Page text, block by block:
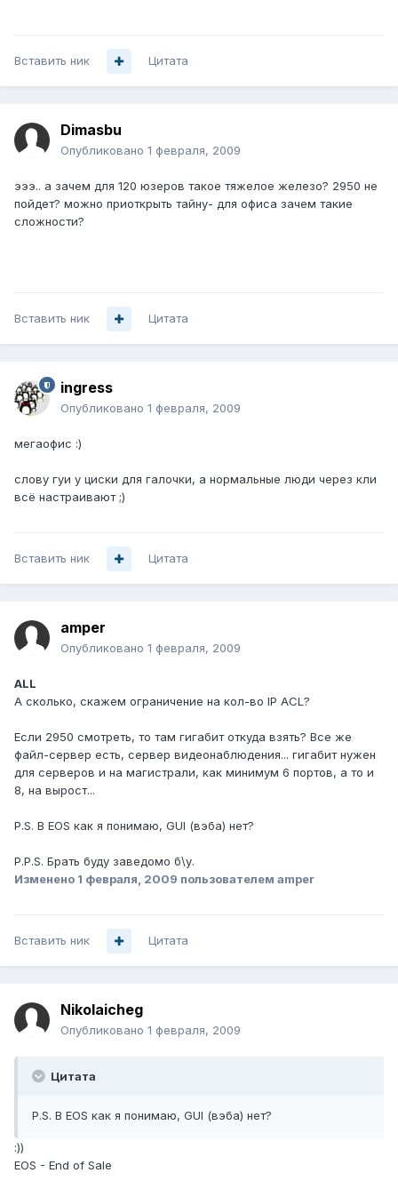
Вставить ник Цитата
Dimasbu
Опубликовано 1 февраля, 2009
эээ.. а зачем для 120 юзеров такое тяжелое железо? 2950 не
пойдет? можно приоткрыть тайну- для офиса зачем такие
сложности?
Вставить ник Цитата
ingress
Опубликовано 1 февраля, 2009
мегаофис :)
слову гуи у циски для галочки, а нормальные люди через кли
всё настраивают ;)
Вставить ник Цитата
amper
Опубликовано 1 февраля, 2009
ALL
А сколько, скажем ограничение на кол-во IP ACL?
Если 2950 смотреть, то там гигабит откуда взять? Все же
файл-сервер есть, сервер видеонаблюдения... гигабит нужен
для серверов и на магистрали, как минимум 6 портов, а то и
8, на вырост...
P.S. В EOS как я понимаю, GUI (вэба) нет?
P.P.S. Брать буду заведомо б\у.
Изменено 1 февраля, 2009 пользователем amper
Вставить ник Цитата
Nikolaicheg
Опубликовано 1 февраля, 2009
Цитата
P.S. В EOS как я понимаю, GUI (вэба) нет?
:))
EOS - End of Sale